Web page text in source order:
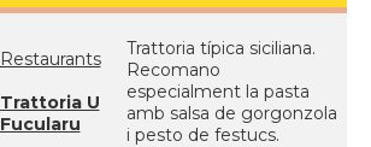
Restaurants
Trattoria U
Fucularu
Trattoria típica siciliana.
Recomano
especialment la pasta
amb salsa de gorgonzola
i pesto de festucs.